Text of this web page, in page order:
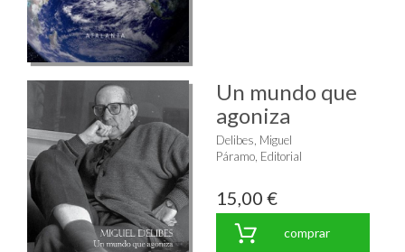
Un mundo que
agoniza
Delibes, Miguel
Páramo, Editorial
15,00 €
comprar